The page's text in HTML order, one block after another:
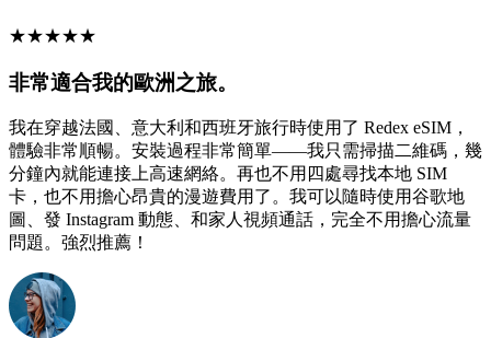
★★★★★
非常適合我的歐洲之旅。
我在穿越法國、意大利和西班牙旅行時使用了 Redex eSIM，
體驗非常順暢。安裝過程非常簡單——我只需掃描二維碼，幾
分鐘內就能連接上高速網絡。再也不用四處尋找本地 SIM
卡，也不用擔心昂貴的漫遊費用了。我可以隨時使用谷歌地
圖、發 Instagram 動態、和家人視頻通話，完全不用擔心流量
問題。強烈推薦！